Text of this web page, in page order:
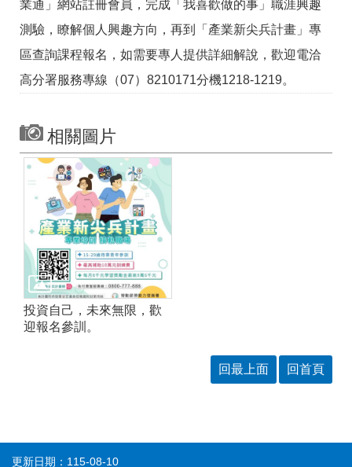
業通」網站註冊會員，完成「我喜歡做的事」職涯興趣
測驗，瞭解個人興趣方向，再到「產業新尖兵計畫」專
區查詢課程報名，如需要專人提供詳細解說，歡迎電洽
高分署服務專線（07）8210171分機1218-1219。
相關圖片
投資自己，未來無限，歡
迎報名參訓。
回最上面 回首頁
更新日期：115-08-10